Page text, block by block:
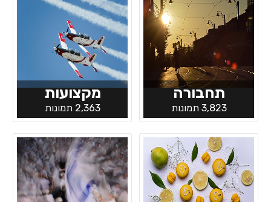
תחבורה
3,823 תמונות
מקצועות
2,363 תמונות